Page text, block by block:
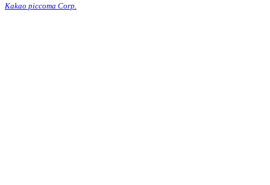
Kakao piccoma Corp.